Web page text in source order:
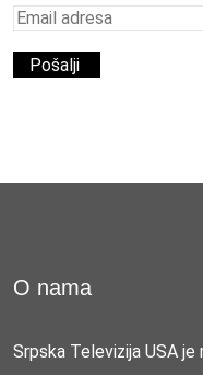
O nama
Srpska Televizija USA